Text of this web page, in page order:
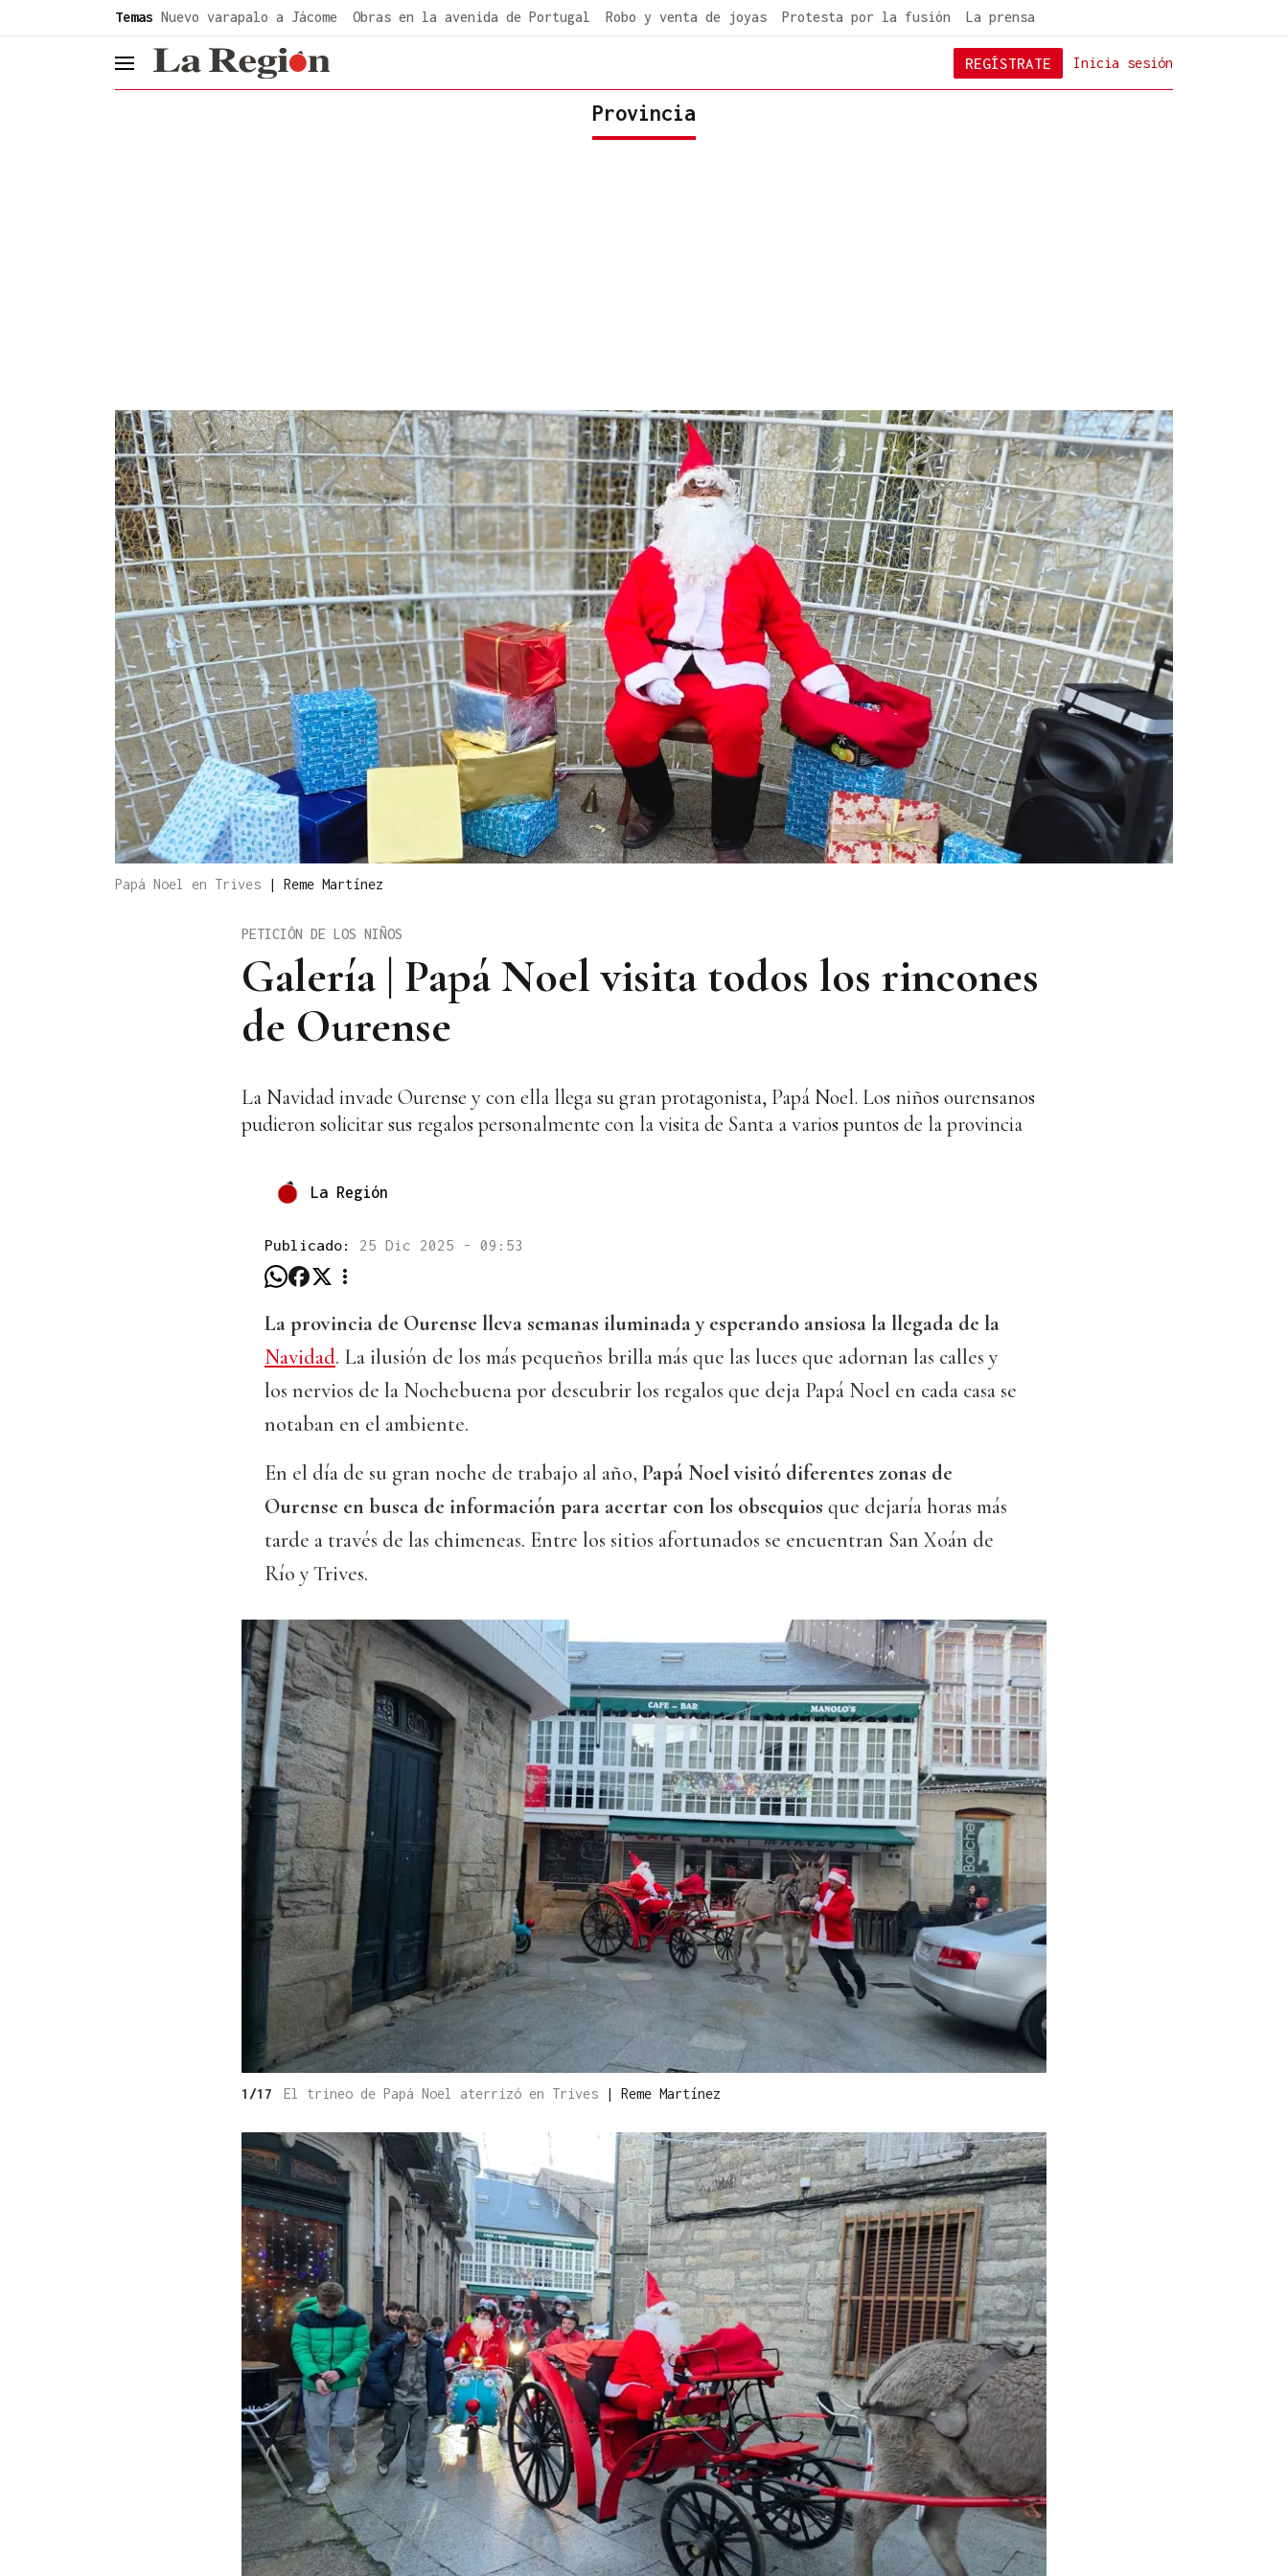
Temas Nuevo varapalo a Jácome Obras en la avenida de Portugal Robo y venta de joyas Protesta por la fusión La prensa
header.menu.open Inicia sesión
REGÍSTRATE
Provincia
Papá Noel en Trives | Reme Martínez
Galería | Papá Noel visita todos los rincones
de Ourense
PETICIÓN DE LOS NIÑOS
La Navidad invade Ourense y con ella llega su gran protagonista, Papá Noel. Los niños ourensanos
pudieron solicitar sus regalos personalmente con la visita de Santa a varios puntos de la provincia
La Región
Publicado: 25 Dic 2025 - 09:53
La provincia de Ourense lleva semanas iluminada y esperando ansiosa la llegada de la
Navidad. La ilusión de los más pequeños brilla más que las luces que adornan las calles y
los nervios de la Nochebuena por descubrir los regalos que deja Papá Noel en cada casa se
notaban en el ambiente.
En el día de su gran noche de trabajo al año, Papá Noel visitó diferentes zonas de
Ourense en busca de información para acertar con los obsequios que dejaría horas más
tarde a través de las chimeneas. Entre los sitios afortunados se encuentran San Xoán de
Río y Trives.
1/17 El trineo de Papá Noel aterrizó en Trives | Reme Martínez